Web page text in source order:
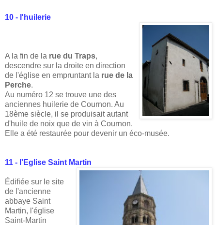
10 - l'huilerie
A la fin de la rue du Traps,
descendre sur la droite en direction
de l'église en empruntant la rue de la
Perche.
Au numéro 12 se trouve une des
anciennes huilerie de Cournon. Au
18ème siècle, il se produisait autant
d'huile de noix que de vin à Cournon.
Elle a été restaurée pour devenir un éco-musée.
11 - l'Eglise Saint Martin
Édifiée sur le site
de l'ancienne
abbaye Saint
Martin, l'église
Saint-Martin